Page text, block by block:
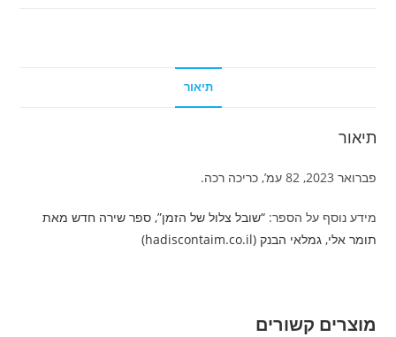
תיאור
תיאור
פברואר 2023, 82 עמ’, כריכה רכה.
מידע נוסף על הספר:“שובל צלול של הזמן”, ספר שירה חדש מאת
תומר אלי, גמלאי הבנק (hadiscontaim.co.il)
מוצרים קשורים